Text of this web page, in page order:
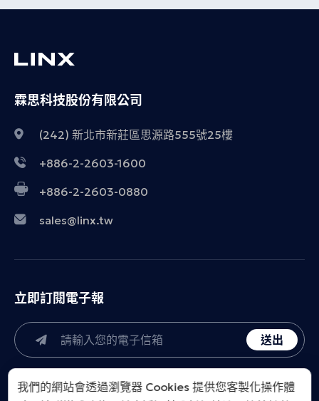
霖思科技股份有限公司
(242) 新北市新莊區思源路555號25樓
+886-2-2603-1600
+886-2-2603-0880
sales@linx.tw
立即訂閱電子報
送出
我們的網站會透過瀏覽器 Cookies 提供您客製化操作體